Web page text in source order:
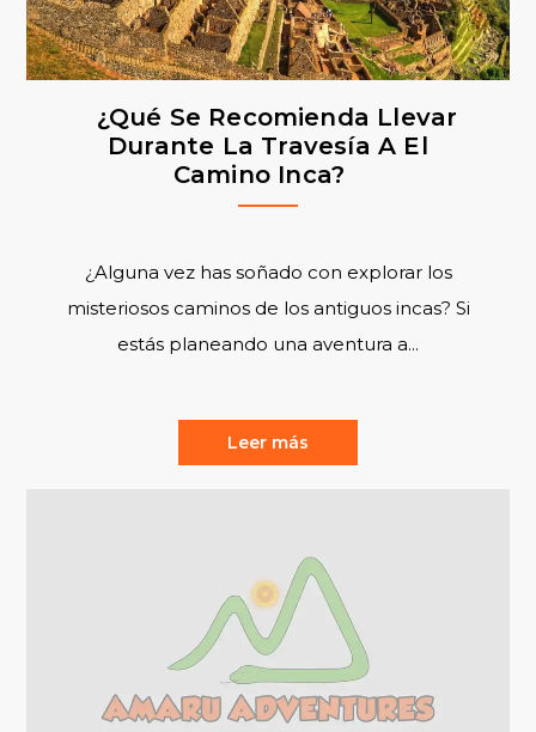
¿Qué Se Recomienda Llevar
Durante La Travesía A El
Camino Inca?
¿Alguna vez has soñado con explorar los
misteriosos caminos de los antiguos incas? Si
estás planeando una aventura a...
Leer más